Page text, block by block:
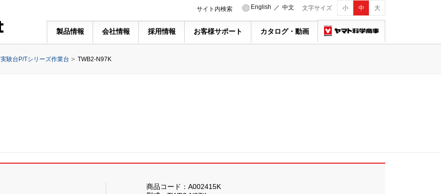
文字サイズ 小 中 大
English ／ 中文
サイト内検索
製品情報 会社情報 採用情報 お客様サポート カタログ・動画
実験台P/Tシリーズ作業台 TWB2-N97K
商品コード：A002415K